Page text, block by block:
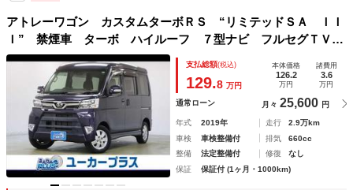
アトレーワゴン カスタムターボＲＳ “リミテッドＳＡ ＩＩ
Ｉ” 禁煙車 ターボ ハイルーフ ７型ナビ フルセグＴＶ
Ｂｌｕｅｔｏｏｔｈ バックカメラ ＥＴＣ 左パワースライ
ド キーレスキー ＬＥＤヘッドライト 踏み間違い防止アシ
スト 純正１３インチアルミ
支払総額(税込)
129.8 万円
本体価格
126.2
万円
諸費用
3.6
万円
通常ローン 月々 25,600 円
年式 2019年 走行
2.9万km
車検
車検整備付 排気
660cc
整備
法定整備付 修復
なし
保証
保証付 (1ヶ月・1000km)